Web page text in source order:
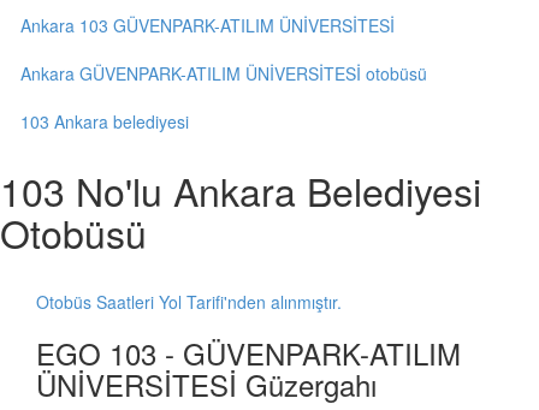
Ankara 103 GÜVENPARK-ATILIM ÜNİVERSİTESİ
Ankara GÜVENPARK-ATILIM ÜNİVERSİTESİ otobüsü
103 Ankara belediyesi
103 No'lu Ankara Belediyesi
Otobüsü
Otobüs Saatleri Yol Tarifi'nden alınmıştır.
EGO 103 - GÜVENPARK-ATILIM
ÜNİVERSİTESİ Güzergahı